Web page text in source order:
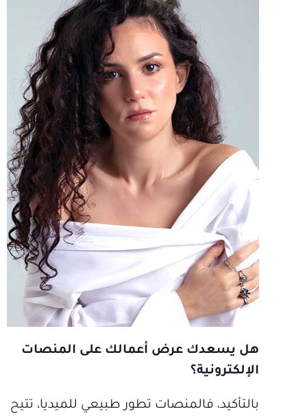
هل يسعدك عرض أعمالك على المنصات
الإلكترونية؟
بالتأكيد، فالمنصات تطور طبيعي للميديا، تتيح